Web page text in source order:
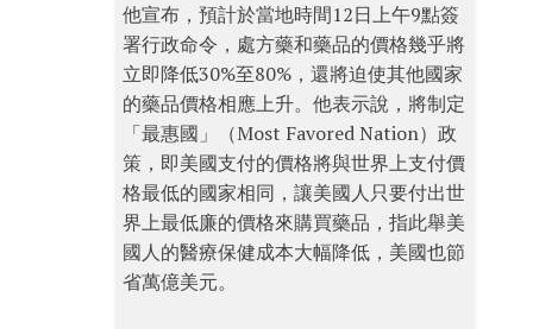
他宣布，預計於當地時間12日上午9點簽
署行政命令，處方藥和藥品的價格幾乎將
立即降低30%至80%，還將迫使其他國家
的藥品價格相應上升。他表示說，將制定
「最惠國」（Most Favored Nation）政
策，即美國支付的價格將與世界上支付價
格最低的國家相同，讓美國人只要付出世
界上最低廉的價格來購買藥品，指此舉美
國人的醫療保健成本大幅降低，美國也節
省萬億美元。